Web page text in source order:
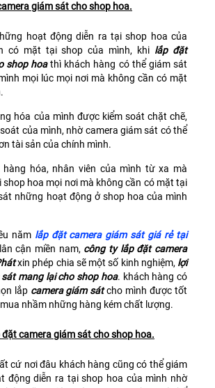
giám sát cho shop hoa.
hoạt động diễn ra tại shop hoa của
có mặt tại shop của mình, khi lắp đặt
shop hoathì khách hàng có thể giám sát
mọi lúc mọi nơi mà không cần có mặt
hóa của mình được kiểm soát chặt chẽ,
của mình, nhờ camera giám sát có thể
tài sản của chính mình.
hóa, nhân viên của mình từ xa mà
shop hoa mọi nơi mà không cần có mặt tại
những hoạt động ở shop hoa của mình
năm lắp đặt camera giám sát giá rẻ tại
cận miền nam, công ty lắp đặt camera
xin phép chia sẽ một số kinh nghiệm, lợi
mang lại cho shop hoa. khách hàng có
lắp camera giám sátcho mình được tốt
nhầm những hàng kém chất lượng.
camera giám sát cho shop hoa.
cứ nơi đâu khách hàng cũng có thể giám
động diễn ra tại shop hoa của mình nhờ